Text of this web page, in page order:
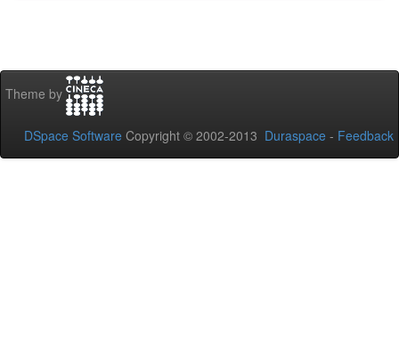
Theme by
DSpace Software Copyright © 2002-2013 Duraspace - Feedback